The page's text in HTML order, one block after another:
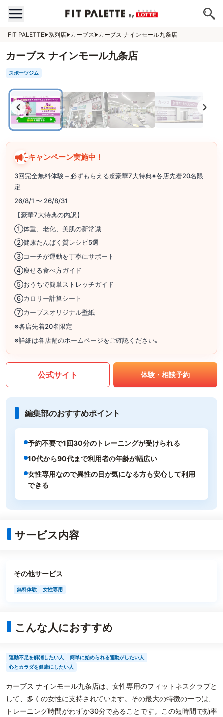
FIT PALETTE 系列店 カーブス カーブス ナインモール九条店
カーブス ナインモール九条店
スポーツジム
キャンペーン実施中！
3回完全無料体験＋必ずもらえる超豪華7大特典※各店先着20名限
定
26/8/1 〜 26/8/31
【豪華7大特典の内訳】
①体重、老化、美肌の新常識
②健康たんぱく質レシピ5選
③コーチが運動を丁寧にサポート
④痩せる食べ方ガイド
⑤おうちで簡単ストレッチガイド
⑥カロリー計算シート
⑦カーブスオリジナル壁紙
※各店先着20名限定
※詳細は各店舗のホームページをご確認ください｡
公式サイト 体験・相談予約
編集部のおすすめポイント
予約不要で1回30分のトレーニングが受けられる
10代から90代まで利用者の年齢が幅広い
女性専用なので異性の目が気になる方も安心して利用
できる
サービス内容
その他サービス
無料体験 女性専用
こんな人におすすめ
運動不足を解消したい人
簡単に始められる運動がしたい人
心とカラダを健康にしたい人
カーブス ナインモール九条店は、女性専用のフィットネスクラブと
して、多くの女性に支持されています。その最大の特徴の一つは、
トレーニング時間がわずか30分であることです。この短時間で効率